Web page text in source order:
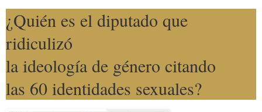
¿Quién es el diputado que
ridiculizó
la ideología de género citando
las 60 identidades sexuales?